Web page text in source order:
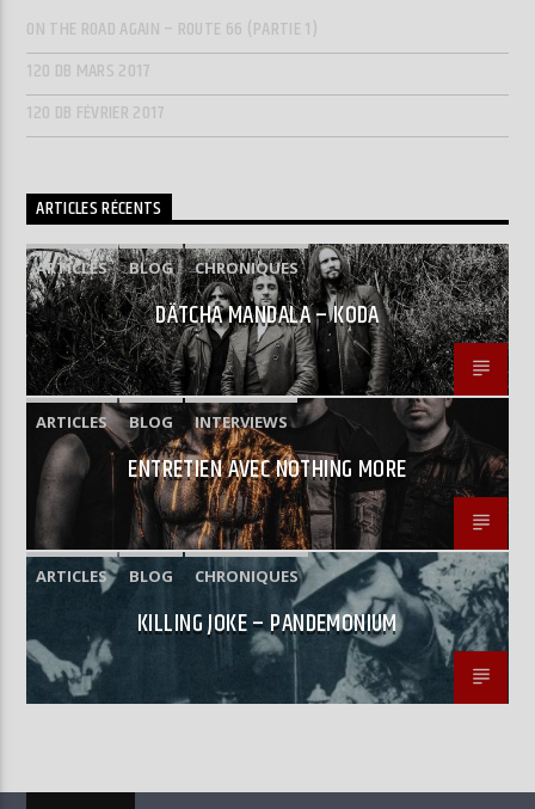
ON THE ROAD AGAIN – ROUTE 66 (PARTIE 1)
120 DB MARS 2017
120 DB FÉVRIER 2017
ARTICLES RÉCENTS
ARTICLES BLOG CHRONIQUES
DÄTCHA MANDALA – KODA
ARTICLES BLOG INTERVIEWS
ENTRETIEN AVEC NOTHING MORE
ARTICLES BLOG CHRONIQUES
KILLING JOKE – PANDEMONIUM